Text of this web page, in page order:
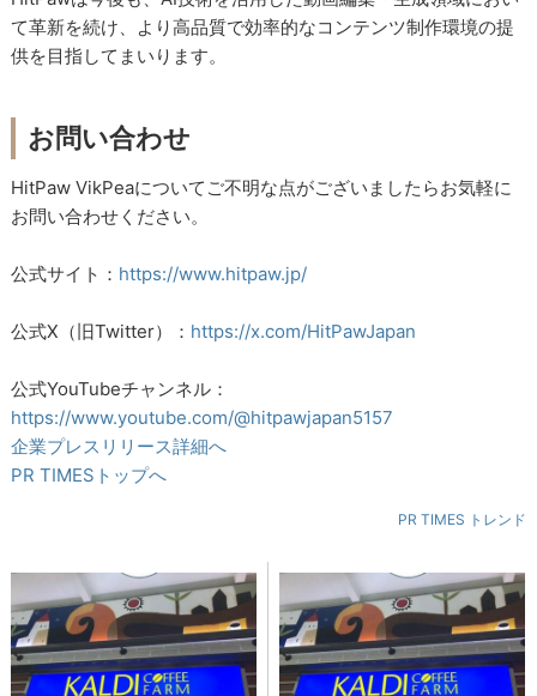
て革新を続け、より高品質で効率的なコンテンツ制作環境の提
供を目指してまいります。
お問い合わせ
HitPaw VikPeaについてご不明な点がございましたらお気軽に
お問い合わせください。
公式サイト： https://www.hitpaw.jp/
公式X（旧Twitter）： https://x.com/HitPawJapan
公式YouTubeチャンネル：
https://www.youtube.com/@hitpawjapan5157
企業プレスリリース詳細へ
PR TIMESトップへ
PR TIMES トレンド